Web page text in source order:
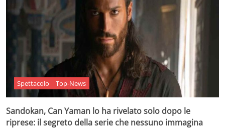
Spettacolo Top-News
Sandokan, Can Yaman lo ha rivelato solo dopo le
riprese: il segreto della serie che nessuno immagina